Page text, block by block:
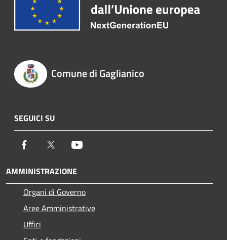
Comune di Gaglianico
SEGUICI SU
Facebook Twitter
AMMINISTRAZIONE
Organi di Governo
Aree Amministrative
Uffici